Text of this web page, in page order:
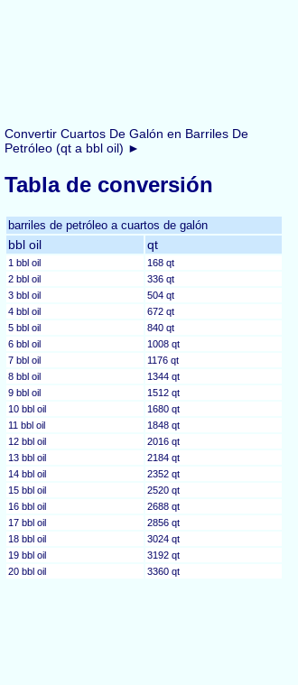
Convertir Cuartos De Galón en Barriles De
Petróleo (qt a bbl oil) ►
Tabla de conversión
barriles de petróleo a cuartos de galón
bbl oil qt
1 bbl oil
168 qt
2 bbl oil
336 qt
3 bbl oil
504 qt
4 bbl oil
672 qt
5 bbl oil
840 qt
6 bbl oil
1008 qt
7 bbl oil
1176 qt
8 bbl oil
1344 qt
9 bbl oil
1512 qt
10 bbl oil
1680 qt
11 bbl oil
1848 qt
12 bbl oil
2016 qt
13 bbl oil
2184 qt
14 bbl oil
2352 qt
15 bbl oil
2520 qt
16 bbl oil
2688 qt
17 bbl oil
2856 qt
18 bbl oil
3024 qt
19 bbl oil
3192 qt
20 bbl oil
3360 qt